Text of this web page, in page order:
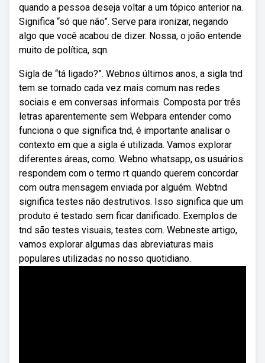
quando a pessoa deseja voltar a um tópico anterior na.
Significa “só que não”. Serve para ironizar, negando
algo que você acabou de dizer. Nossa, o joão entende
muito de política, sqn.
Sigla de “tá ligado?”. Webnos últimos anos, a sigla tnd
tem se tornado cada vez mais comum nas redes
sociais e em conversas informais. Composta por três
letras aparentemente sem Webpara entender como
funciona o que significa tnd, é importante analisar o
contexto em que a sigla é utilizada. Vamos explorar
diferentes áreas, como. Webno whatsapp, os usuários
respondem com o termo rt quando querem concordar
com outra mensagem enviada por alguém. Webtnd
significa testes não destrutivos. Isso significa que um
produto é testado sem ficar danificado. Exemplos de
tnd são testes visuais, testes com. Webneste artigo,
vamos explorar algumas das abreviaturas mais
populares utilizadas no nosso quotidiano.